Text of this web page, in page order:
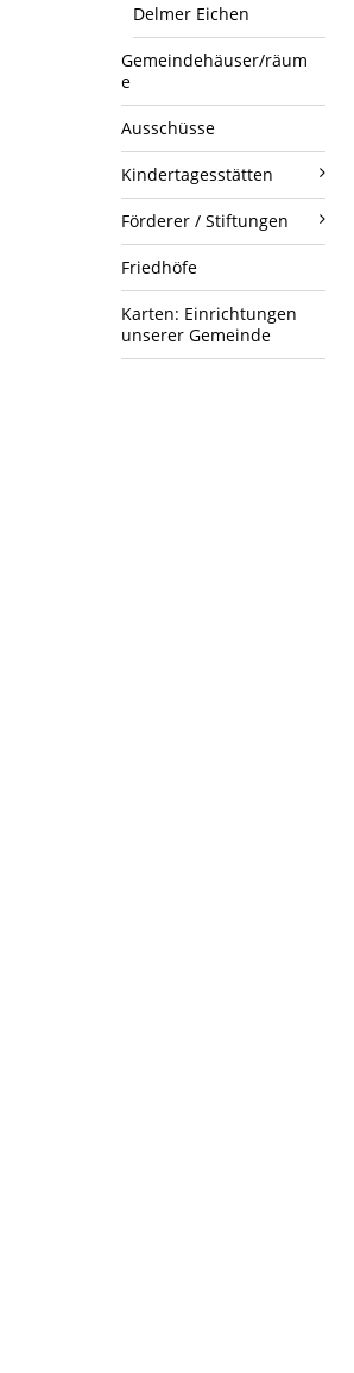
Delmer Eichen
Gemeindehäuser/räum
e
Ausschüsse
Kindertagesstätten
Förderer / Stiftungen
Friedhöfe
Karten: Einrichtungen
unserer Gemeinde